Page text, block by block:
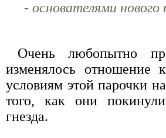
- основателями
Очень любопытно
изменялось
условиям этой парочки
того, как они
гнезда.